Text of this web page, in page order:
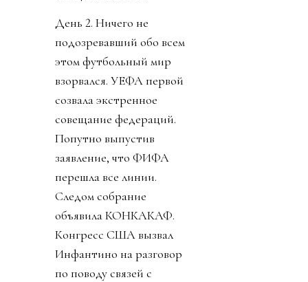
День 2. Ничего не
подозревавший обо всем
этом футбольный мир
взорвался. УЕФА первой
созвала экстренное
совещание федераций.
Попутно выпустив
заявление, что ФИФА
перешла все линии.
Следом собрание
объявила КОНКАКАФ.
Конгресс США вызвал
Инфантино на разговор
по поводу связей с